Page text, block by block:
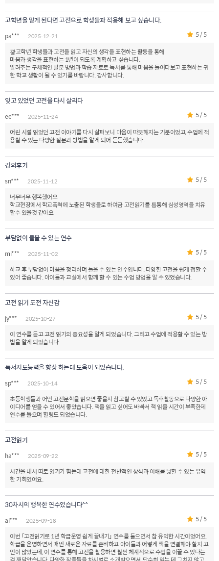
고학년을 맡게 된다면 고전으로 학생들과 적용해 보고 싶습니다.
pa*** 2025-12-21
5 / 5
괗고학년 학생들과 고전을 읽고 자신의 생각을 표현하는 활동을 통해
마음과 생각을 표현하는 1년이 되도록 계획하고 싶습니다.
알려주는 구체적인 발문 방법과 학습 자료로 독서를 통해 마음을 들여다보고 표현하는 귀
한 학교 생활이 될 수 있기를 바랍니다. 감사합니다.
잊고 있었던 고전을 다시 살리다
ee*** 2025-11-24
5 / 5
어린 시절 읽었던 고전 이야기를 다시 살펴보니 마음이 따뜻해지는 기분이었고, 수업에 적
용할 수 있는 다양한 질문과 방법을 알게 되어 든든했습니다.
강의후기
sn*** 2025-11-12
5 / 5
너무너무 행복했어요
학교현장에서 학교폭력에 노출된 학생들로 하여금 고전읽기를 툥통해 심성영역을 치유
할수 있을것 같아요
부담없이 들을 수 있는 연수
mi*** 2025-11-02
5 / 5
하교 후 부담없이 마음을 정리하며 들을 수 있는 연수입니다. 다양한 고전을 쉽게 접할 수
있어 좋습니다. 아이들과 교실에서 함께 할 수 있는 수업 방법을 알 수 있었습니다.
고전 읽기 도전 자신감
jy*** 2025-10-27
5 / 5
이 연수를 듣고 고전 읽기의 중요성을 알게 되었습니다. 그리고 수업에 적용할 수 있는 방
법을 알게 되었습니다
독서지도능력을 향상 하는데 도움이 되었습니다.
sp*** 2025-10-14
5 / 5
초등학생들과 어떤 고전문학을 읽으면 좋을지 참고할 수 있었고 독후활동으로 다양한 아
이디어를 얻을 수 있어서 좋았습니다. 책을 읽고 싶어도 바빠서 책 읽을 시간이 부족한데
연수를 들으며 힐링도 되었습니다.
고전읽기
ha*** 2025-09-22
5 / 5
시간을 내서 따로 읽기가 힘든데 고전에 대한 전반적인 상식과 이해를 넓힐 수 있는 유익
한 기회였어요.
30차시의 행복한 연수였습니다^^
ai*** 2025-09-18
5 / 5
이번 「고전읽기로 1년 학급운영 쉽게 끝내기」 연수를 들으면서 참 유익한 시간이었어요.
학급을 운영하면서 매번 새로운 자료를 준비하고 아이들과 어떻게 책을 연결해야 할지 고
민이 많았는데, 이 연수를 통해 고전을 활용하면 훨씬 체계적으로 수업을 이끌 수 있다는